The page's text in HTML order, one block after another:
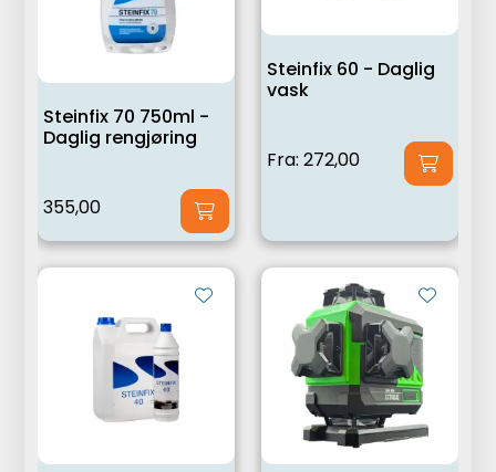
Steinfix 70 750ml -
Daglig rengjøring
355,00
Steinfix 60 - Daglig
vask
Fra: 272,00